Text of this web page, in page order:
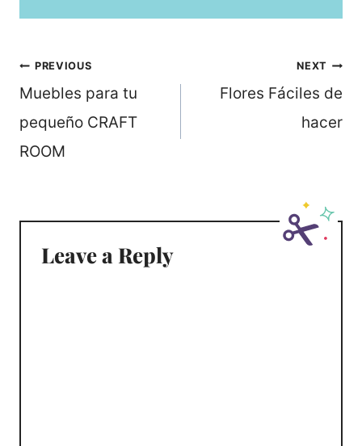
Post
navigation
PREVIOUS
Muebles para tu
pequeño CRAFT
ROOM
NEXT
Flores Fáciles de
hacer
Leave a Reply